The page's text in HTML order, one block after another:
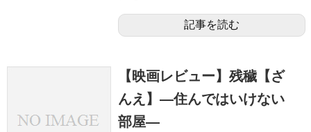
記事を読む
【映画レビュー】残穢【ざ
んえ】―住んではいけない
部屋―